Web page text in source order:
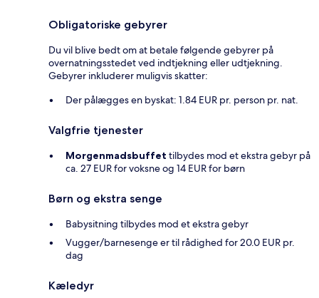
Obligatoriske gebyrer
Du vil blive bedt om at betale følgende gebyrer på
overnatningsstedet ved indtjekning eller udtjekning.
Gebyrer inkluderer muligvis skatter:
Der pålægges en byskat: 1.84 EUR pr. person pr. nat.
Valgfrie tjenester
Morgenmadsbuffet tilbydes mod et ekstra gebyr på
ca. 27 EUR for voksne og 14 EUR for børn
Børn og ekstra senge
Babysitning tilbydes mod et ekstra gebyr
Vugger/barnesenge er til rådighed for 20.0 EUR pr.
dag
Kæledyr